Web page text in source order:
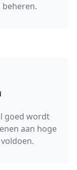
goed wordt
aan hoge